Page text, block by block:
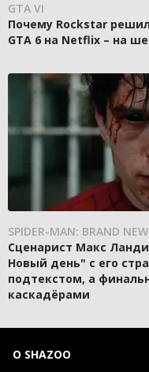
GTA VI
Почему Rockstar
GTA 6 на Netflix – на
SPIDER-MAN: BRAND
Сценарист Макс
Новый день" с его
подтекстом, а
каскадёрами
О SHAZOO